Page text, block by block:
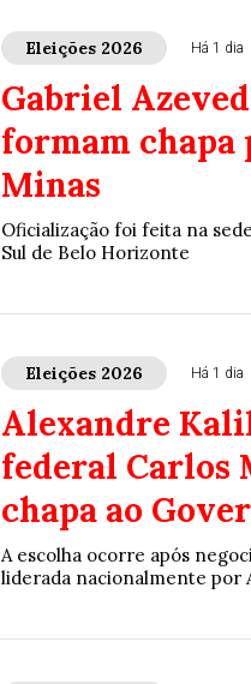
Eleições 2026 Há 1 dia
Gabriel
formam chapa
Minas
Oficialização foi feita na
Sul de Belo Horizonte
Eleições 2026 Há 1 dia
Alexandre
federal Carlos
chapa ao
A escolha ocorre após
liderada nacionalmente por